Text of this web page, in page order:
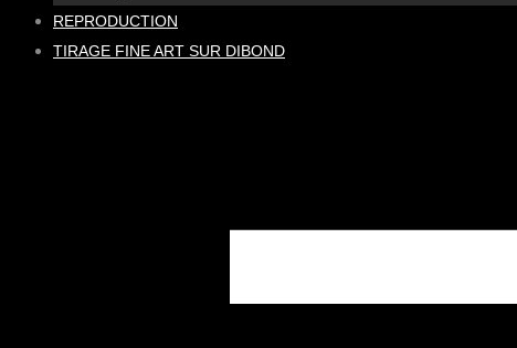
REPRODUCTION
TIRAGE FINE ART SUR DIBOND